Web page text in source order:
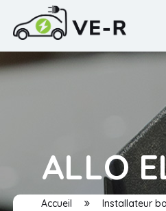
ALLO
Accueil
Installateur